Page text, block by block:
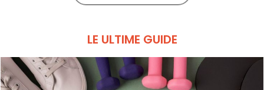
LE ULTIME GUIDE